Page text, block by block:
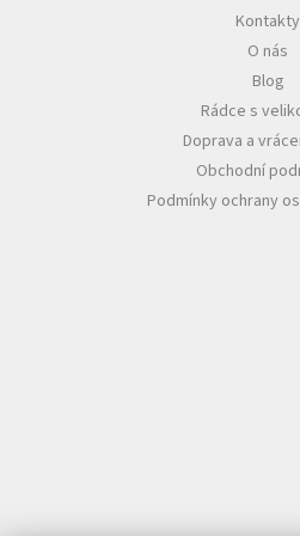
Kontakty
O nás
Blog
Rádce s
Doprava a
Obchodní
Podmínky ochrany